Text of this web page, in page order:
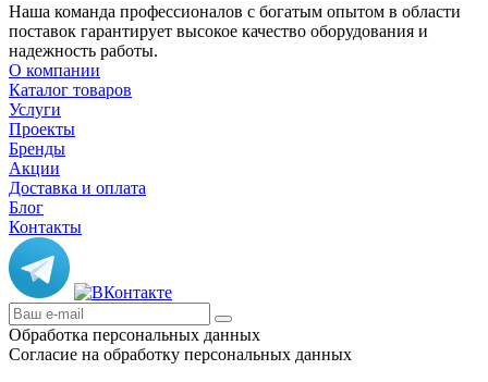
Наша команда профессионалов с богатым опытом в области
поставок гарантирует высокое качество оборудования и
надежность работы.
О компании
Каталог товаров
Услуги
Проекты
Бренды
Акции
Доставка и оплата
Блог
Контакты
Обработка персональных данных
Согласие на обработку персональных данных